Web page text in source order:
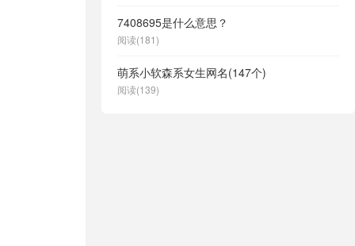
7408695是什么意思？
阅读(181)
萌系小软森系女生网名(147个)
阅读(139)